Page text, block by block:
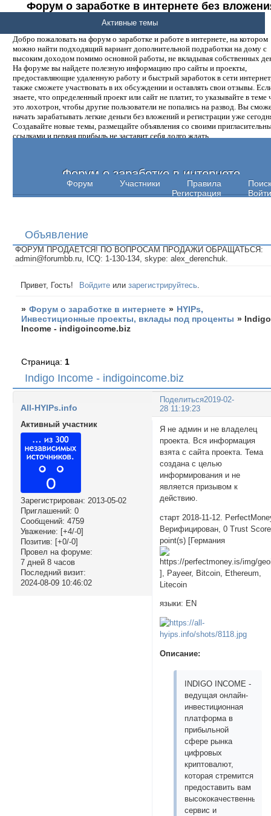
Форум о заработке в интернете без
денег.
Добро пожаловать на форум о заработке и работе в интернете, на котором
можно найти подходящий вариант дополнительной подработки на дому с
высоким доходом помимо основной работы, не вкладывая собственных
На форуме вы найдете полезную информацию про сайты и проекты,
предоставляющие удаленную работу и быстрый заработок в сети
также сможете участвовать в их обсуждении и оставлять свои отзывы.
знаете, что определенный проект или сайт не платит, то указывайте в теме
это лохотрон, чтобы другие пользователи не попались на развод. Вы
начать зарабатывать легкие деньги без вложений и регистрации уже
Создавайте новые темы, размещайте объявления со своими
ссылками и первая прибыль не заставит себя долго ждать.
Форум о заработке в интернете
Форум Участники Правила
Поиск
Регистрация
Войти
Активные темы
Объявление
ФОРУМ ПРОДАЕТСЯ! ПО ВОПРОСАМ ПРОДАЖИ ОБРАЩАТЬСЯ:
admin@forumbb.ru, ICQ: 1-130-134, skype: alex_derenchuk.
Привет, Гость! Войдите илизарегистрируйтесь
» Форум о заработке в интернете » HYIPs,
Инвестиционные проекты, вклады под проценты » Indigo
Income - indigoincome.biz
Indigo Income - indigoincome.biz
Страница: 1
Поделиться2019-02-
28 11:19:23
All-HYIPs.info
Активный участник
Зарегистрирован: 2013-05-02
Приглашений: 0
Сообщений: 4759
Уважение: [+4/-0]
Позитив: [+0/-0]
Провел на форуме:
7 дней 8 часов
Последний визит:
2024-08-09 10:46:02
Я не админ и не владелец
проекта. Вся информация
взята с сайта проекта. Тема
создана с целью
информирования и не
является призывом к
действию.
старт 2018-11-12.
Верифицирован, 0 Trust Score
point(s) [Германия
], Payeer, Bitcoin, Ethereum,
Litecoin
языки: EN
Описание:
INDIGO INCOME -
ведущая онлайн-
инвестиционная
платформа в
прибыльной
сфере рынка
цифровых
криптовалют,
которая стремится
предоставить вам
высококачественный
сервис и